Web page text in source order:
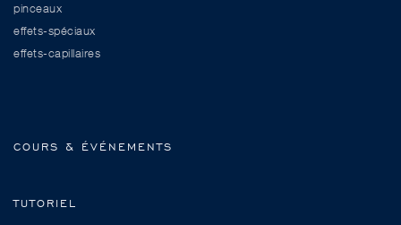
pinceaux
effets-spéciaux
effets-capillaires
COURS & ÉVÉNEMENTS
TUTORIEL